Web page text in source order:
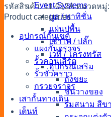
Event Systems
บูธ / พาทิชั่น
แผ่นปูพื้น
เช่าไฟ / ปลั๊ก
เวที / โครงทรัส
อุปกรณ์เสริม
ถังขยะ
ชั้นวางของ
ร่มสนาม สีข
รหัสสินค้า:11-012A หมวดหมู่:
Product categories
อุปกรณ์กั้นเขต
แผงกั้นจราจร
รั้วคอนเสิร์ต
รั้วชั่วคราว
กรวยจราจร
เสากั้นทางเดิน
เต็นท์